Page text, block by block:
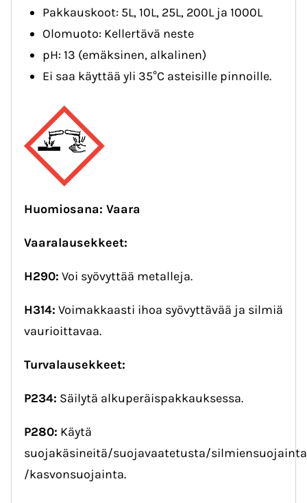
Pakkauskoot: 5L, 10L, 25L, 200L ja 1000L
Olomuoto: Kellertävä neste
pH: 13 (emäksinen, alkalinen)
Ei saa käyttää yli 35°C asteisille pinnoille.
Huomiosana: Vaara
Vaaralausekkeet:
H290: Voi syövyttää metalleja.
H314: Voimakkaasti ihoa syövyttävää ja silmiä
vaurioittavaa.
Turvalausekkeet:
P234: Säilytä alkuperäispakkauksessa.
P280: Käytä
suojakäsineitä/suojavaatetusta/silmiensuojainta
/kasvonsuojainta.